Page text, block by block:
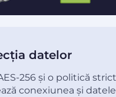
datelor
256 și o politică
conexiunea și datele